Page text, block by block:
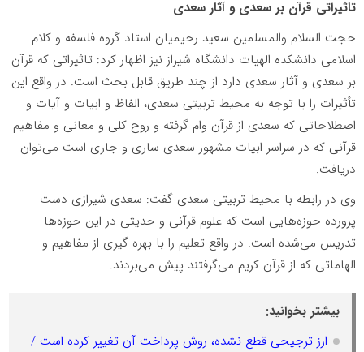
تاثیراتی قرآن بر سعدی و آثار سعدی
حجت السلام والمسلمین سعید رحیمیان استاد گروه فلسفه و کلام
اسلامی دانشکده الهیات دانشگاه شیراز نیز اظهار کرد: تاثیراتی که قرآن
بر سعدی و آثار سعدی دارد از چند طریق قابل بحث است. در واقع این
تأثیرات را با توجه به محیط تربیتی سعدی، الفاظ و ابیات و آیات و
اصطلاحاتی که سعدی از قرآن وام گرفته و روح کلی و معانی و مفاهیم
قرآنی که در سراسر ابیات مشهور سعدی ساری و جاری است می‌توان
دریافت.
وی در رابطه با محیط تربیتی سعدی گفت: سعدی شیرازی دست
پرورده حوزه‌هایی است که علوم قرآنی و حدیثی در این حوزه‌ها
تدریس می‌شده است. در واقع تعلیم را با بهره گیری از مفاهیم و
الهاماتی که از قرآن کریم می‌گرفتند پیش می‌بردند.
بیشتر بخوانید:
ارز ترجیحی قطع نشده، روش پرداخت آن تغییر کرده است /